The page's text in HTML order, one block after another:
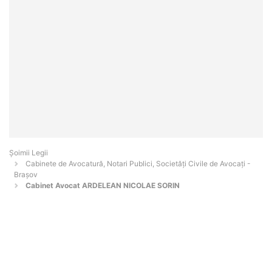
Șoimii Legii
Cabinete de Avocatură, Notari Publici, Societăți Civile de Avocați -
Braşov
Cabinet Avocat ARDELEAN NICOLAE SORIN